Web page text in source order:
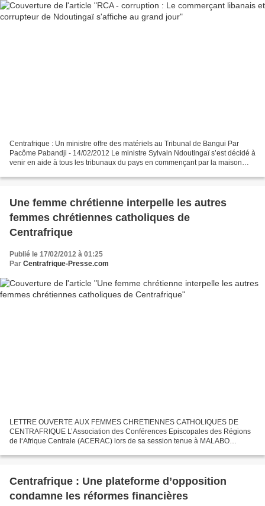
Centrafrique : Un ministre offre des matériels au Tribunal de Bangui Par
Pacôme Pabandji - 14/02/2012 Le ministre Sylvain Ndoutingaï s’est décidé à
venir en aide à tous les tribunaux du pays en commençant par la maison
Une femme chrétienne interpelle les autres
femmes chrétiennes catholiques de
Centrafrique
Publié le 17/02/2012 à 01:25
Par Centrafrique-Presse.com
LETTRE OUVERTE AUX FEMMES CHRETIENNES CATHOLIQUES DE
CENTRAFRIQUE L’Association des Conférences Episcopales des Régions
de l‘Afrique Centrale (ACERAC) lors de sa session tenue à MALABO
Centrafrique : Une plateforme d’opposition
condamne les réformes financières